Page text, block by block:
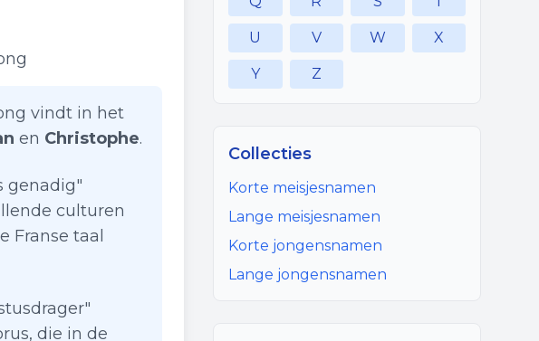
vindt in het
en Christophe.
genadig"
culturen
Franse taal
die in de
U V W X
Y Z
Collecties
Korte meisjesnamen
Lange meisjesnamen
Korte jongensnamen
Lange jongensnamen